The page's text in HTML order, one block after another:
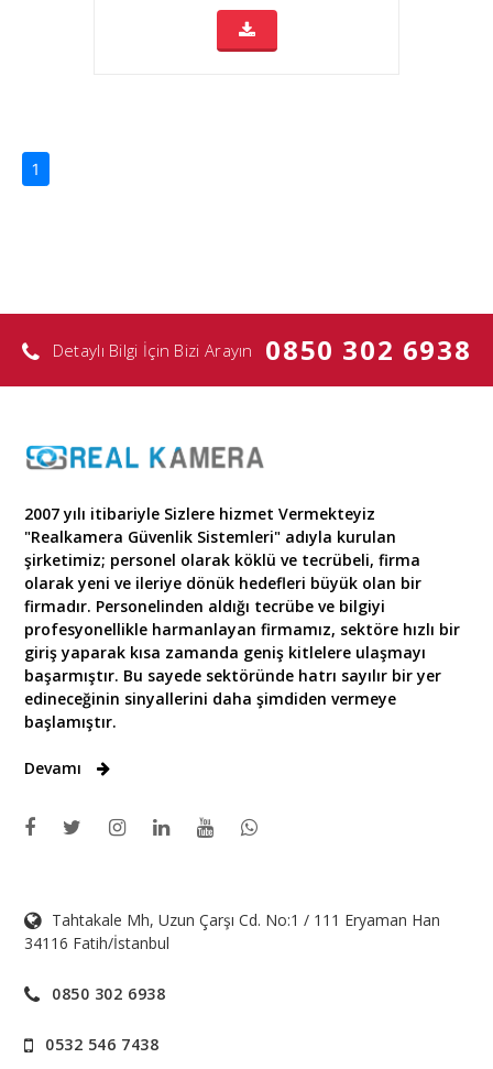
1
Detaylı Bilgi İçin Bizi Arayın 0850 302 6938
2007 yılı itibariyle Sizlere hizmet Vermekteyiz
"Realkamera Güvenlik Sistemleri" adıyla kurulan
şirketimiz; personel olarak köklü ve tecrübeli, firma
olarak yeni ve ileriye dönük hedefleri büyük olan bir
firmadır. Personelinden aldığı tecrübe ve bilgiyi
profesyonellikle harmanlayan firmamız, sektöre hızlı bir
giriş yaparak kısa zamanda geniş kitlelere ulaşmayı
başarmıştır. Bu sayede sektöründe hatrı sayılır bir yer
edineceğinin sinyallerini daha şimdiden vermeye
başlamıştır.
Devamı
Tahtakale Mh, Uzun Çarşı Cd. No:1 / 111 Eryaman Han
34116 Fatih/İstanbul
0850 302 6938
0532 546 7438